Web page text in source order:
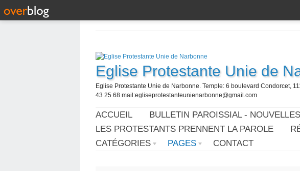
Eglise Protestante Unie de
Eglise Protestante Unie de Narbonne. Temple: 6 boulevard Condorcet,
43 25 68 mail:egliseprotestanteunienarbonne@gmail.com
ACCUEIL BULLETIN PAROISSIAL - NOUVELLES
LES PROTESTANTS PRENNENT LA PAROLE
CATÉGORIES
PAGES CONTACT